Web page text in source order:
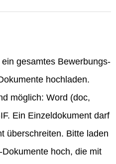
gesamtes Bewerbungs-
hochladen.
möglich: Word (doc,
Ein Einzeldokument darf
überschreiten. Bitte laden
hoch, die mit